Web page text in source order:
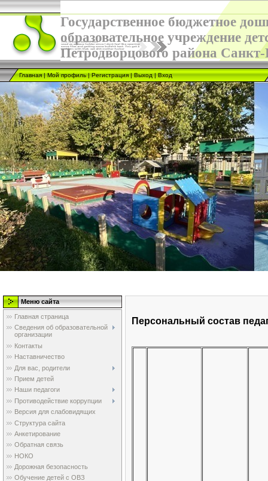
Государственное бюджетное
образовательное учреждение
Петродворцового района Санкт-
Главная |Мой профиль|Регистрация |Выход|Вход
Меню сайта
Главная страница
Сведения об образовательной
организации
Контакты
Наставничество
Для вас, родители
Прием детей
Наши педагоги
Противодействие коррупции
Версия для слабовидящих
Структура сайта
Анкетирование
Обратная связь
НОКО
Дорожная безопасность
Обучение детей с ОВЗ
Персональный состав